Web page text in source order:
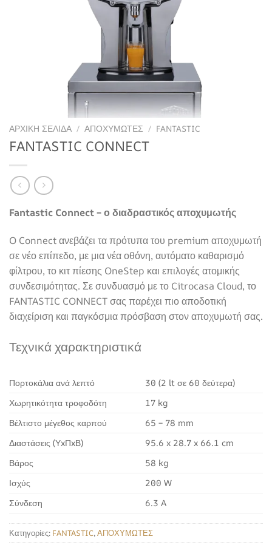
ΑΡΧΙΚΉ ΣΕΛΊΔΑ / ΑΠΟΧΥΜΩΤΕΣ / FANTASTIC
FANTASTIC CONNECT
Fantastic Connect – ο διαδραστικός αποχυμωτής
O Connect ανεβάζει τα πρότυπα του premium αποχυμωτή
σε νέο επίπεδο, με μια νέα οθόνη, αυτόματο καθαρισμό
φίλτρου, το κιτ πίεσης OneStep και επιλογές ατομικής
συνδεσιμότητας. Σε συνδυασμό με το Citrocasa Cloud, το
FANTASTIC CONNECT σας παρέχει πιο αποδοτική
διαχείριση και παγκόσμια πρόσβαση στον αποχυμωτή σας.
Τεχνικά χαρακτηριστικά
Πορτοκάλια ανά λεπτό
30 (2 lt σε 60 δεύτερα)
Χωρητικότητα τροφοδότη
17 kg
Βέλτιστο μέγεθος καρπού
65 – 78 mm
Διαστάσεις (ΥxΠxΒ)
95.6 x 28.7 x 66.1 cm
Βάρος
58 kg
Ισχύς
200 W
Σύνδεση
6.3 A
Κατηγορίες: FANTASTIC,ΑΠΟΧΥΜΩΤΕΣ